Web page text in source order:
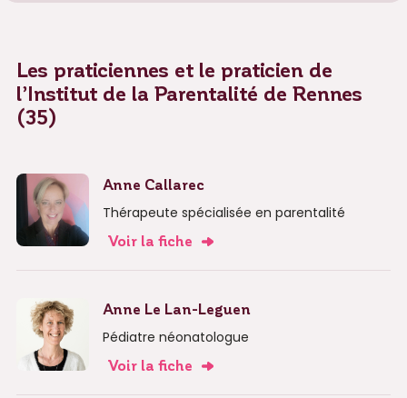
Les praticiennes et le praticien de
l’Institut de la Parentalité de Rennes
(35)
Anne Callarec
Thérapeute spécialisée en parentalité
Voir la fiche
Anne Le Lan-Leguen
Pédiatre néonatologue
Voir la fiche